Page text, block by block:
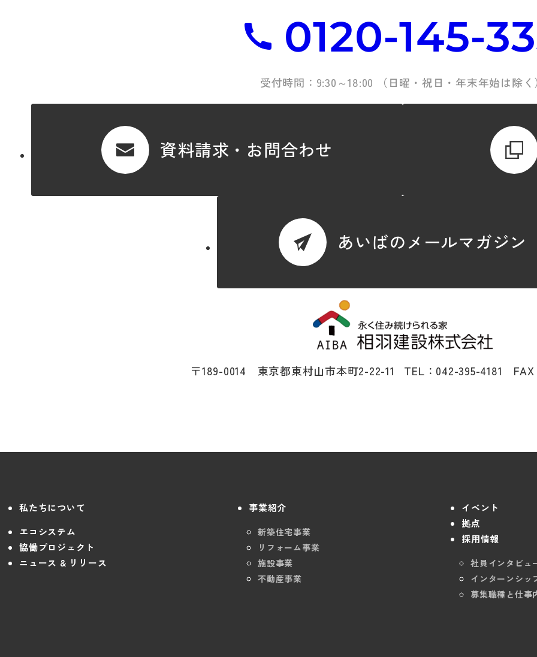
0120-145-
受付時間：9:30～18:00 （日曜・祝日・年末年始は除
資料請求・お問合わせ
あいばのメールマガジン
〒189-0014 東京都東村山市本町2-22-11 TEL：042-395-4181
私たちについて
エコシステム
協働プロジェクト
ニュース & リリース
事業紹介
新築住宅事業
リフォーム事業
施設事業
不動産事業
イベント
拠点
採用情報
社員インタビュ
インターンシッ
募集職種と仕事